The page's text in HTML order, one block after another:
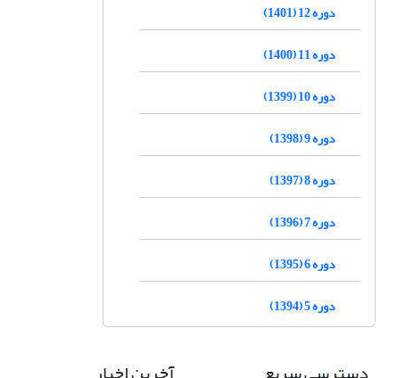
دوره 12 (1401)
دوره 11 (1400)
دوره 10 (1399)
دوره 9 (1398)
دوره 8 (1397)
دوره 7 (1396)
دوره 6 (1395)
دوره 5 (1394)